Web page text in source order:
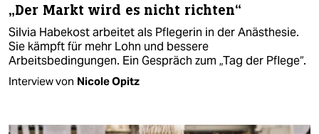
„Der Markt wird es nicht richten“
Silvia Habekost arbeitet als Pflegerin in der Anästhesie.
Sie kämpft für mehr Lohn und bessere
Arbeitsbedingungen. Ein Gespräch zum „Tag der Pflege“.
Interview von Nicole Opitz